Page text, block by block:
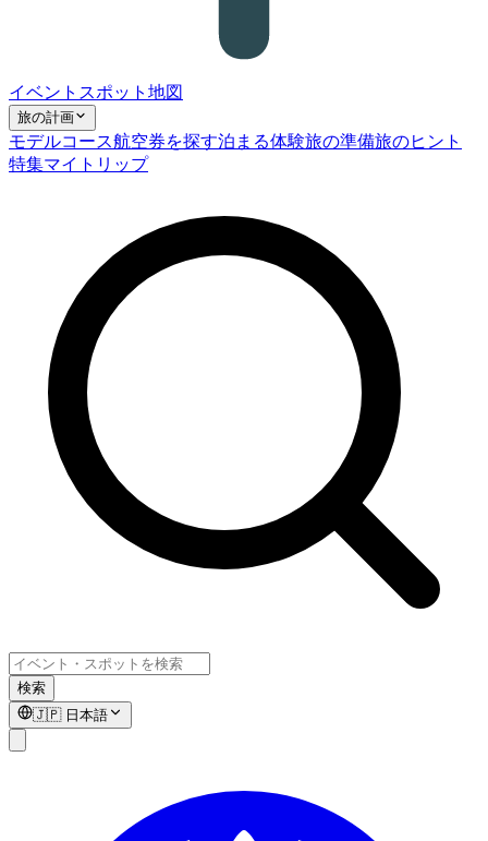
イベント スポット 地図
旅の計画
モデルコース航空券を探す泊まる体験旅の準備旅のヒント
特集マイトリップ
検索
🇯🇵 日本語